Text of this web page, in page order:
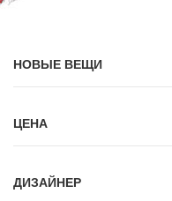
НОВЫЕ ВЕЩИ
ЦЕНА
ДИЗАЙНЕР